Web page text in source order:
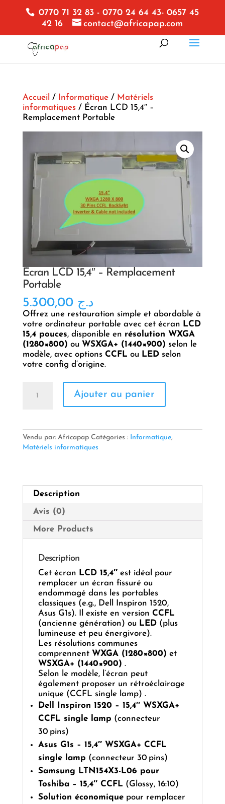
0770 71 32 83 - 0770 24 64 43- 0657 45
42 16
contact@africapap.com
Accueil / Informatique/ Matériels
informatiques/ Écran LCD 15,4″ –
Remplacement Portable
Écran LCD 15,4″ – Remplacement
Portable
د.ج 5.300,00
Offrez une restauration simple et abordable à
votre ordinateur portable avec cet écran LCD
15,4 pouces, disponible en résolution WXGA
(1280×800) ou WSXGA+ (1440×900) selon le
modèle, avec options CCFL ou LEDselon
votre config d’origine.
–
Remplacement
Ajouter au panier
Vendu par: Africapap Catégories : Informatique,
Matériels informatiques
Description
Avis (0)
More Products
Description
Cet écran LCD 15,4″est idéal pour
remplacer un écran fissuré ou
endommagé dans les portables
classiques (e.g., Dell Inspiron 1520,
Asus G1s). Il existe en version CCFL
(ancienne génération) ou LED(plus
lumineuse et peu énergivore).
Les résolutions communes
comprennent WXGA (1280×800) et
WSXGA+ (1440×900) .
Selon le modèle, l’écran peut
également proposer un rétroéclairage
unique (CCFL single lamp) .
Dell Inspiron 1520 – 15,4″ WSXGA+
CCFL single lamp (connecteur
30 pins)
Asus G1s – 15,4″ WSXGA+ CCFL
single lamp (connecteur 30 pins)
Samsung LTN154X3-L06 pour
Toshiba – 15,4″ CCFL (Glossy, 16:10)
Solution économiquepour remplacer